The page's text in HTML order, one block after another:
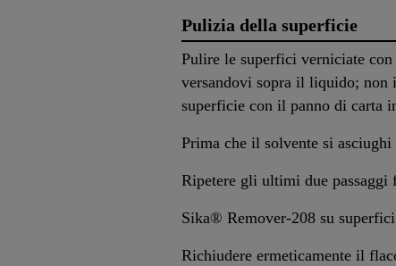
Pulizia della superficie
Pulire le superfici verniciate
versandovi sopra il liquido; non
superficie con il panno di carta
Prima che il solvente si
Ripetere gli ultimi due passaggi
Sika® Remover-208 su
Richiudere ermeticamente il